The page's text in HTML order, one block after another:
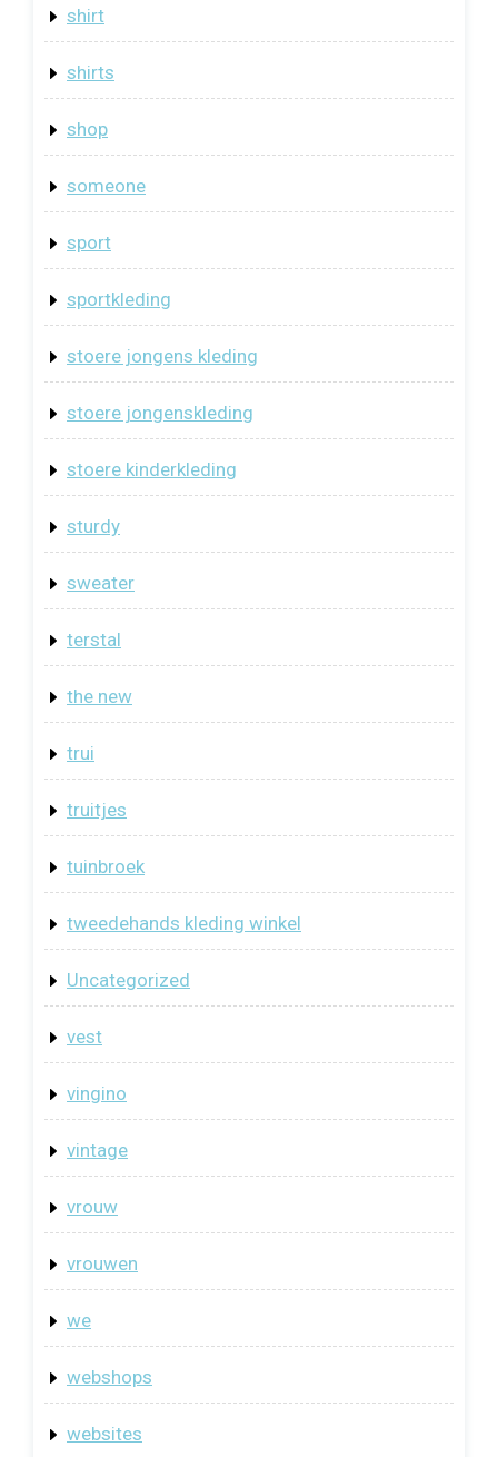
shirt
shirts
shop
someone
sport
sportkleding
stoere jongens kleding
stoere jongenskleding
stoere kinderkleding
sturdy
sweater
terstal
the new
trui
truitjes
tuinbroek
tweedehands kleding winkel
Uncategorized
vest
vingino
vintage
vrouw
vrouwen
we
webshops
websites